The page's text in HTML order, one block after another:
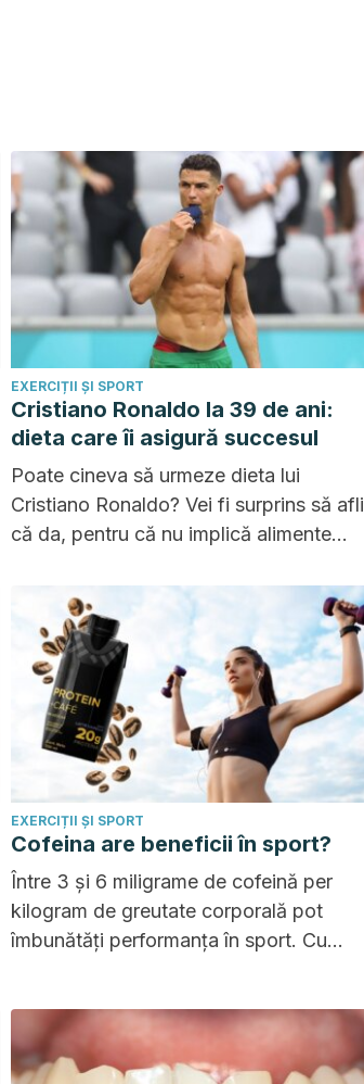
EXERCIȚII ȘI SPORT
Cristiano Ronaldo la 39 de ani:
dieta care îi asigură succesul
Poate cineva să urmeze dieta lui
Cristiano Ronaldo? Vei fi surprins să afli
că da, pentru că nu implică alimente
sănătoase.
EXERCIȚII ȘI SPORT
Cofeina are beneficii în sport?
Între 3 și 6 miligrame de cofeină per
kilogram de greutate corporală pot
îmbunătăți performanța în sport. Cu
adverse.